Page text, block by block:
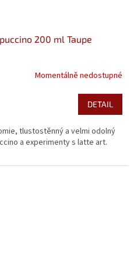
200 ml Taupe
Momentálně nedostupné
DETAIL
tlustostěnný a velmi odolný
a experimenty s latte art.